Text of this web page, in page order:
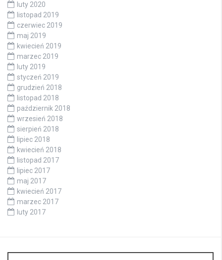
luty 2020
listopad 2019
czerwiec 2019
maj 2019
kwiecień 2019
marzec 2019
luty 2019
styczeń 2019
grudzień 2018
listopad 2018
październik 2018
wrzesień 2018
sierpień 2018
lipiec 2018
kwiecień 2018
listopad 2017
lipiec 2017
maj 2017
kwiecień 2017
marzec 2017
luty 2017